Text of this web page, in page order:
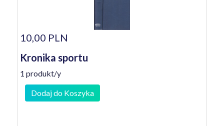
10,00 PLN
Kronika sportu
1 produkt/y
Dodaj do Koszyka